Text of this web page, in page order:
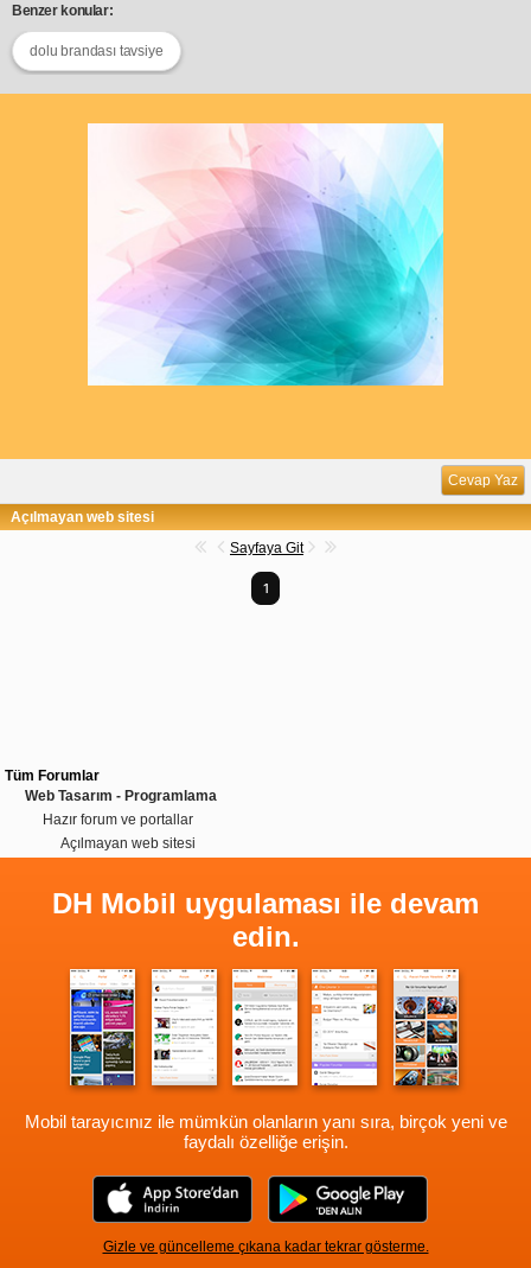
Benzer konular:
dolu brandası tavsiye
Cevap Yaz
Açılmayan web sitesi
Sayfaya Git
1
Tüm Forumlar
Web Tasarım - Programlama
Hazır forum ve portallar
Açılmayan web sitesi
DH Mobil uygulaması ile devam
edin.
Mobil tarayıcınız ile mümkün olanların yanı sıra, birçok yeni ve
faydalı özelliğe erişin.
Gizle ve güncelleme çıkana kadar tekrar gösterme.